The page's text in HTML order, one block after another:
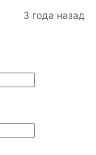
3 года назад